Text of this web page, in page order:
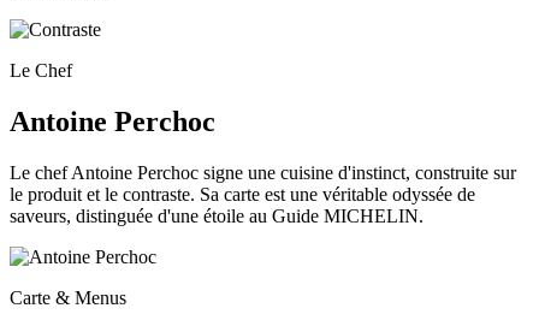
Le Chef
Antoine Perchoc
Le chef Antoine Perchoc signe une cuisine d'instinct, construite sur
le produit et le contraste. Sa carte est une véritable odyssée de
saveurs, distinguée d'une étoile au Guide MICHELIN.
Carte & Menus